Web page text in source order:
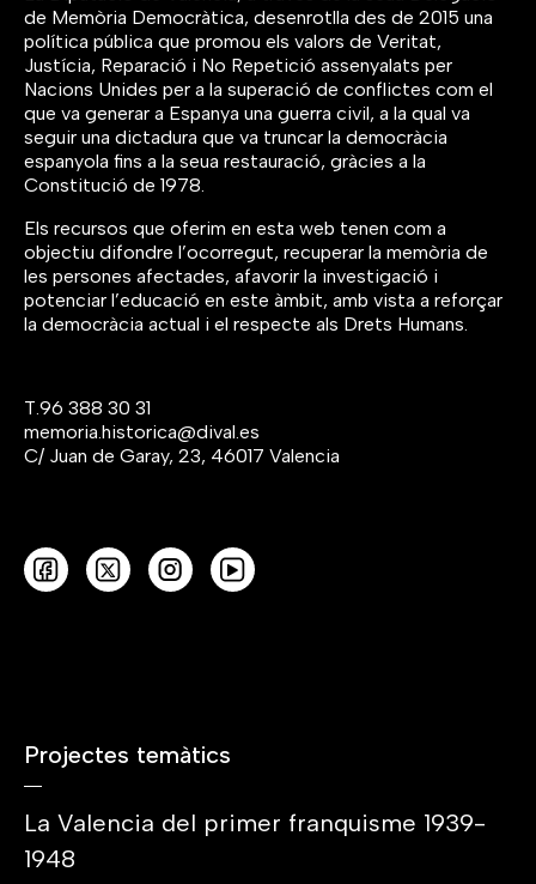
de Memòria Democràtica, desenrotlla des de 2015 una
política pública que promou els valors de Veritat,
Justícia, Reparació i No Repetició assenyalats per
Nacions Unides per a la superació de conflictes com el
que va generar a Espanya una guerra civil, a la qual va
seguir una dictadura que va truncar la democràcia
espanyola fins a la seua restauració, gràcies a la
Constitució de 1978.
Els recursos que oferim en esta web tenen com a
objectiu difondre l’ocorregut, recuperar la memòria de
les persones afectades, afavorir la investigació i
potenciar l’educació en este àmbit, amb vista a reforçar
la democràcia actual i el respecte als Drets Humans.
T.96 388 30 31
memoria.historica@dival.es
C/ Juan de Garay, 23, 46017 Valencia
Projectes temàtics
La Valencia del primer franquisme 1939-
1948